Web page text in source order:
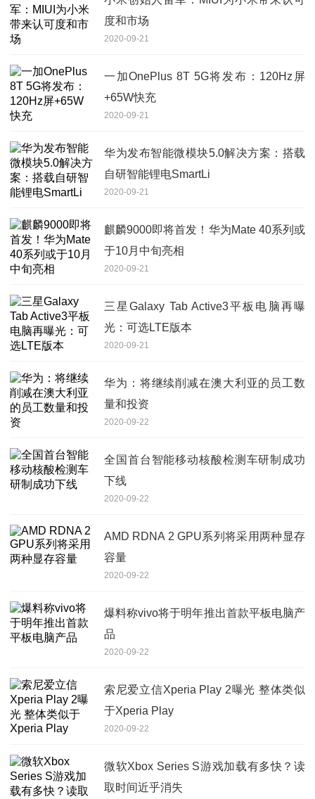
度和市场
2020-09-21
一加OnePlus 8T 5G将发布：120Hz屏
+65W快充
2020-09-21
华为发布智能微模块5.0解决方案：搭载
自研智能锂电SmartLi
2020-09-21
麒麟9000即将首发！华为Mate 40系列或
于10月中旬亮相
2020-09-21
三星Galaxy Tab Active3平板电脑再曝
光：可选LTE版本
2020-09-21
华为：将继续削减在澳大利亚的员工数
量和投资
2020-09-22
全国首台智能移动核酸检测车研制成功
下线
2020-09-22
AMD RDNA 2 GPU系列将采用两种显存
容量
2020-09-22
爆料称vivo将于明年推出首款平板电脑产
品
2020-09-22
索尼爱立信Xperia Play 2曝光 整体类似
于Xperia Play
2020-09-22
微软Xbox Series S游戏加载有多快？读
取时间近乎消失